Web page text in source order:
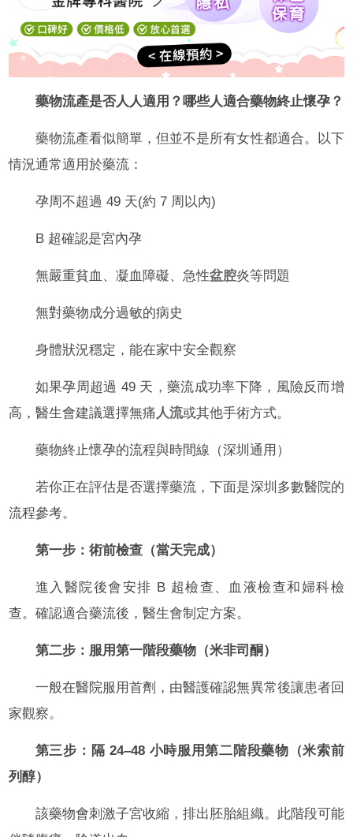
藥物流產是否人人適用？哪些人適合藥物終止懷孕？
藥物流產看似簡單，但並不是所有女性都適合。以下
情況通常適用於藥流：
孕周不超過 49 天(約 7 周以內)
B 超確認是宮內孕
無嚴重貧血、凝血障礙、急性盆腔炎等問題
無對藥物成分過敏的病史
身體狀況穩定，能在家中安全觀察
如果孕周超過 49 天，藥流成功率下降，風險反而增
高，醫生會建議選擇無痛人流或其他手術方式。
藥物終止懷孕的流程與時間線（深圳通用）
若你正在評估是否選擇藥流，下面是深圳多數醫院的
流程參考。
第一步：術前檢查（當天完成）
進入醫院後會安排 B 超檢查、血液檢查和婦科檢
查。確認適合藥流後，醫生會制定方案。
第二步：服用第一階段藥物（米非司酮）
一般在醫院服用首劑，由醫護確認無異常後讓患者回
家觀察。
第三步：隔 24–48 小時服用第二階段藥物（米索前
列醇）
該藥物會刺激子宮收縮，排出胚胎組織。此階段可能